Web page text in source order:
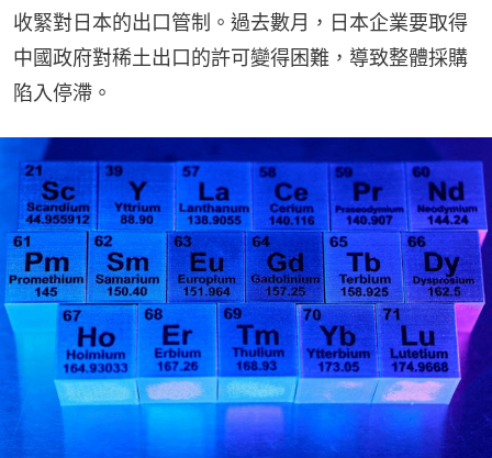
收緊對日本的出口管制。過去數月，日本企業要取得
中國政府對稀土出口的許可變得困難，導致整體採購
陷入停滯。